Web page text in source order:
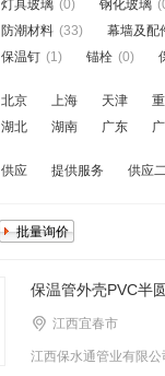
灯具玻璃 (0) 钢化玻璃
防潮材料 (33) 幕墙及配
保温钉 (1) 锚栓 (0)
北京 上海 天津
湖北
湖南 广东
供应 提供服务 供应
保温管外壳PVC半
江西宜春市
江西保水通管业有限公